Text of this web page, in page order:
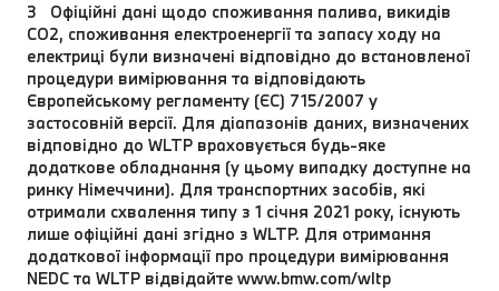
3 Офіційні дані щодо споживання палива, викидів
CO2, споживання електроенергії та запасу ходу на
електриці були визначені відповідно до встановленої
процедури вимірювання та відповідають
Європейському регламенту (ЄС) 715/2007 у
застосовній версії. Для діапазонів даних, визначених
відповідно до WLTP враховується будь-яке
додаткове обладнання (у цьому випадку доступне на
ринку Німеччини). Для транспортних засобів, які
отримали схвалення типу з 1 січня 2021 року, існують
лише офіційні дані згідно з WLTP. Для отримання
додаткової інформації про процедури вимірювання
NEDC та WLTP відвідайте www.bmw.com/wltp